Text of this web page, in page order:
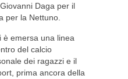
Daga per il
per la Nettuno.
è emersa una linea
del calcio
dei ragazzi e il
prima ancora della